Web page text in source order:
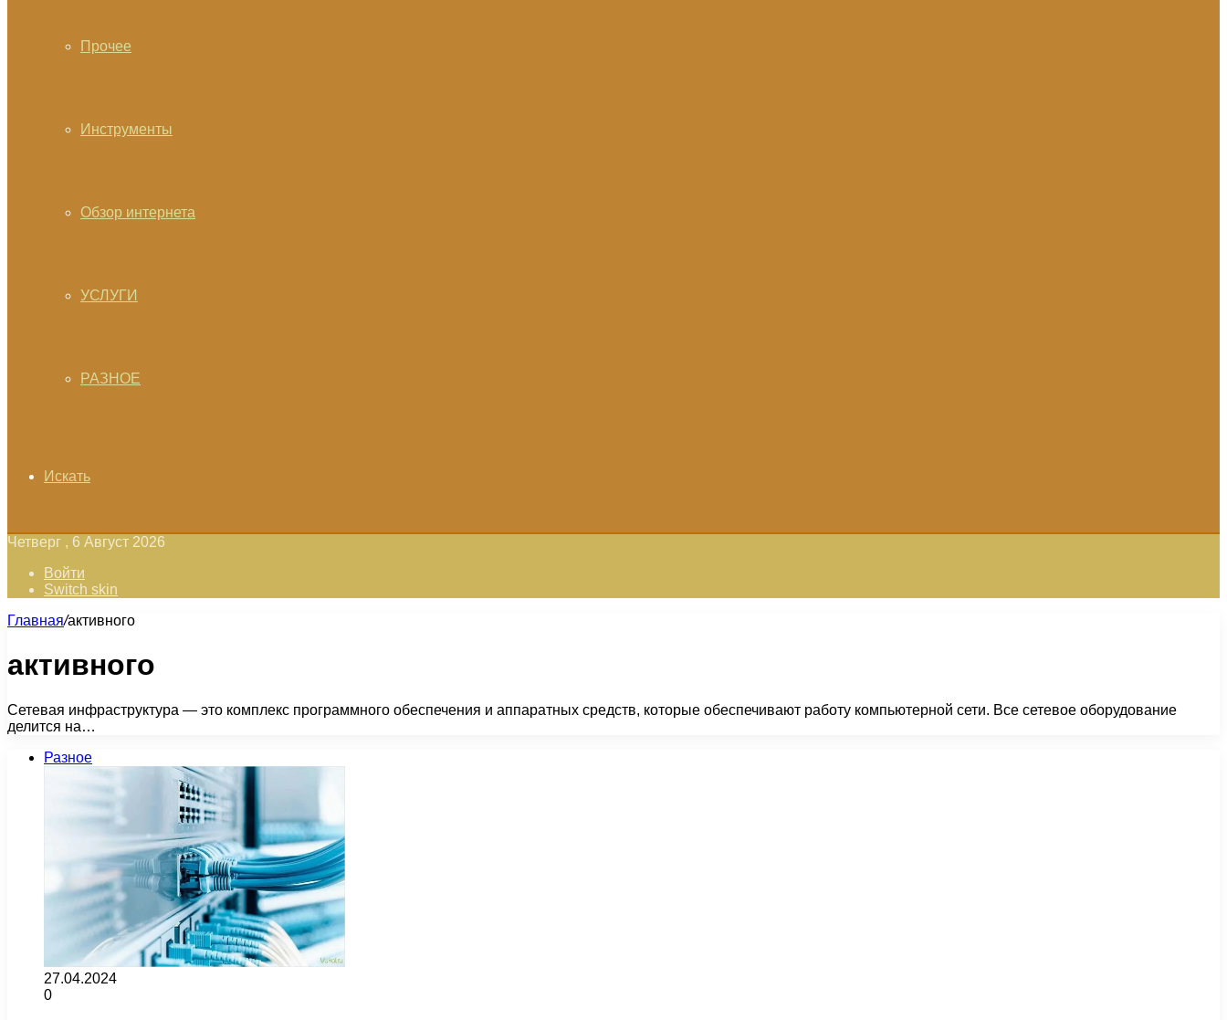
Прочее
Инструменты
Обзор интернета
УСЛУГИ
РАЗНОЕ
Искать
Четверг , 6 Август 2026
Войти
Switch skin
Главная/активного
активного
Сетевая инфраструктура — это комплекс программного обеспечения и аппаратных средств, которые обеспечивают работу компьютерной сети. Все сетевое оборудование
делится на…
Разное
27.04.2024
0